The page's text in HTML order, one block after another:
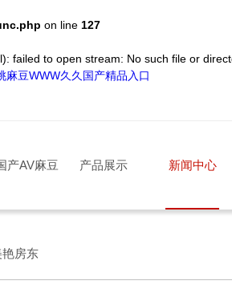
on line 127
failed to open stream: No such file or
豆WWW久久国产精品入口
产AV麻豆
艳房东
产品展示 新闻中心